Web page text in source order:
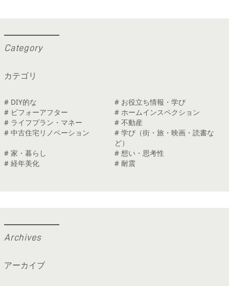
Category
カテゴリ
# DIY的な
# お役立ち情報・学び
# ビフォーアフター
# ホームインスペクション
# ライフプラン・マネー
# 不動産
# 中古住宅リノベーション
# 学び（街・旅・映画・読書な
ど）
# 家・暮らし
# 想い・思考性
# 経年美化
# 耐震
Archives
アーカイブ